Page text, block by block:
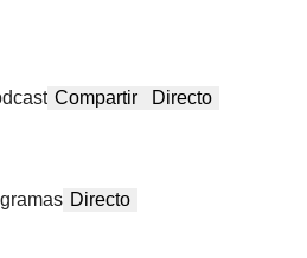
Compartir Directo
Directo